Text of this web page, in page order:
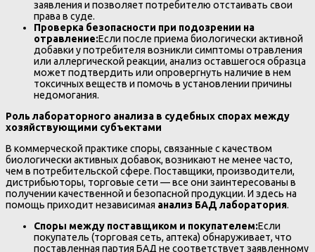
заявления и позволяет потребителю отстаивать свои
права в суде.
Проверка безопасности при подозрении на
отравление:Если после приема биологически активной
добавки у потребителя возникли симптомы отравления
или аллергической реакции, анализ оставшегося образца
может подтвердить или опровергнуть наличие в нем
токсичных веществ и помочь в установлении причины
недомогания.
Роль лабораторного анализа в судебных спорах между
хозяйствующими субъектами
В коммерческой практике споры, связанные с качеством
биологически активных добавок, возникают не менее часто,
чем в потребительской сфере. Поставщики, производители,
дистрибьюторы, торговые сети — все они заинтересованы в
получении качественной и безопасной продукции. И здесь на
помощь приходит независимая анализ БАД лаборатория.
Споры между поставщиком и покупателем:Если
покупатель (торговая сеть, аптека) обнаруживает, что
поставленная партия БАД не соответствует заявленному